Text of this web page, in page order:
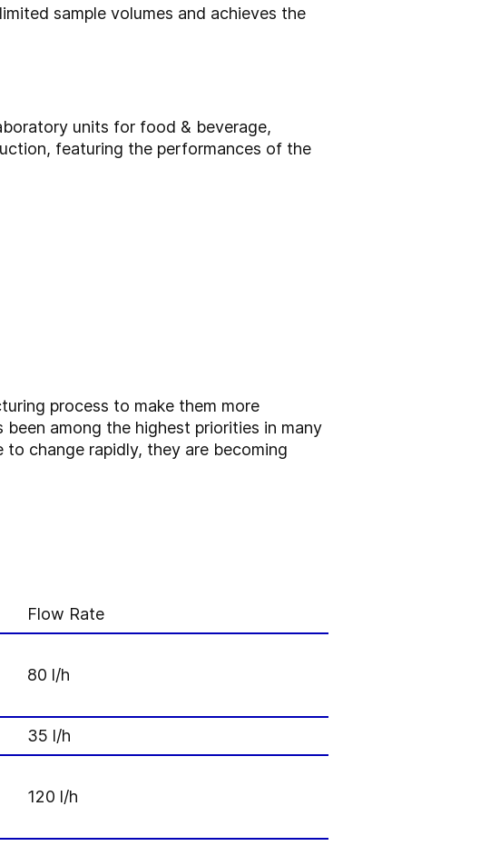
sample volumes and achieves the
units for food & beverage,
featuring the performances of the
process to make them more
among the highest priorities in many
change rapidly, they are becoming
Flow Rate
80 l/h
35 l/h
120 l/h